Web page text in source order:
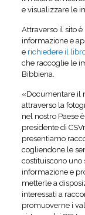
e visualizzare le
Attraverso il sito
informazione e
e richiedere il
che raccoglie le
Bibbiena.
«Documentare il
attraverso la
nel nostro Paese
presidente di
presentiamo
cogliendone le
costituiscono uno
informazione e
metterle a
interessati a
promuoverne i